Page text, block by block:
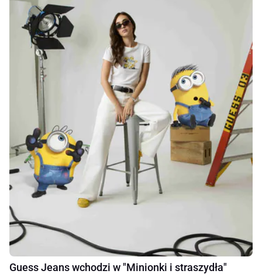
Guess Jeans wchodzi w "Minionki i straszydła"